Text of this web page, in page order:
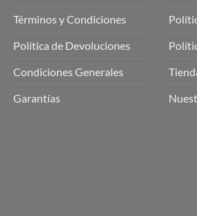
Términos y Condiciones
Política de Devoluciones
Condiciones Generales
Garantías